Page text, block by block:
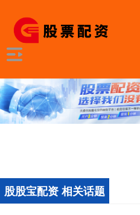
股股宝配资 相关话题